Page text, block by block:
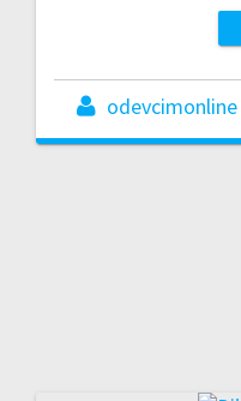
odevcimonline